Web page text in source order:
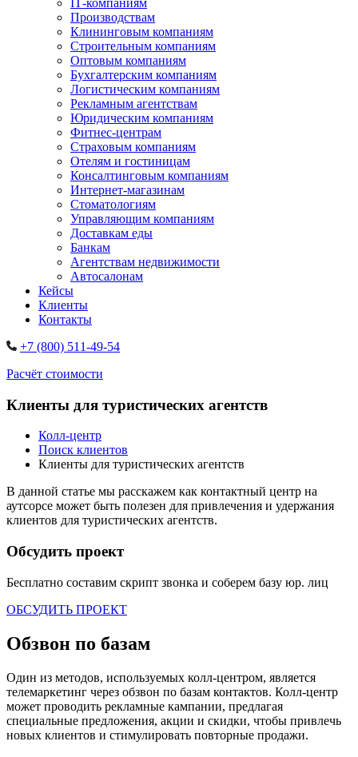
IT‑компаниям
Производствам
Клининговым компаниям
Строительным компаниям
Оптовым компаниям
Бухгалтерским компаниям
Логистическим компаниям
Рекламным агентствам
Юридическим компаниям
Фитнес-центрам
Страховым компаниям
Отелям и гостиницам
Консалтинговым компаниям
Интернет-магазинам
Стоматологиям
Управляющим компаниям
Доставкам еды
Банкам
Агентствам недвижимости
Автосалонам
Кейсы
Клиенты
Контакты
+7 (800) 511-49-54
Расчёт стоимости
Клиенты для туристических агентств
Колл-центр
Поиск клиентов
Клиенты для туристических агентств
В данной статье мы расскажем как контактный центр на
аутсорсе может быть полезен для привлечения и удержания
клиентов для туристических агентств.
Обсудить проект
Бесплатно составим скрипт звонка и соберем базу юр. лиц
ОБСУДИТЬ ПРОЕКТ
Обзвон по базам
Один из методов, используемых колл-центром, является
телемаркетинг через обзвон по базам контактов. Колл-центр
может проводить рекламные кампании, предлагая
специальные предложения, акции и скидки, чтобы привлечь
новых клиентов и стимулировать повторные продажи.